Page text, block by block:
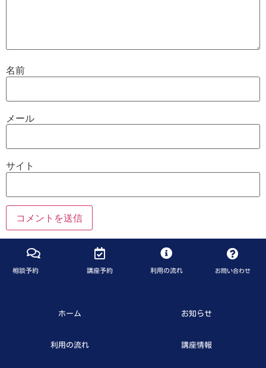
名前
メール
サイト
相談予約 講座予約 利用の流れ お問い合わせ
ホーム お知らせ
利用の流れ 講座情報